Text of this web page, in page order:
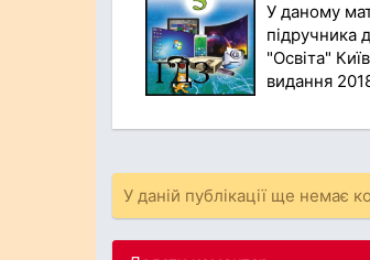
У даному
підручника
"Освіта"
видання
У даній публікації ще немає